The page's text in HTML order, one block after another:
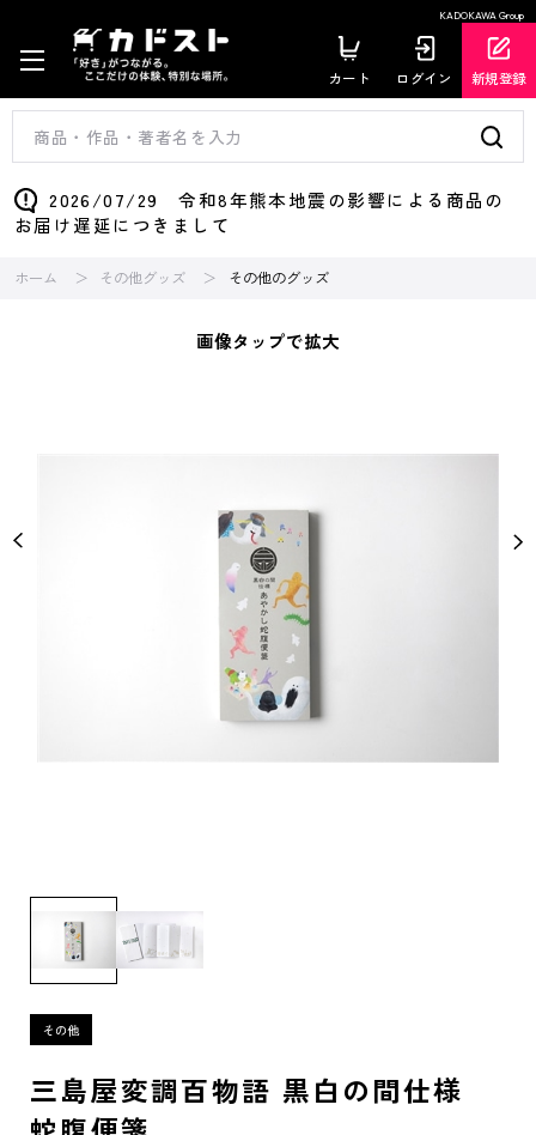
KADOKAWA Group
カート ログイン 新規登録
2026/07/29 令和8年熊本地震の影響による商品の
お届け遅延につきまして
ホーム その他グッズ その他のグッズ
画像タップで拡大
三島屋変調百物語 黒白の間仕様